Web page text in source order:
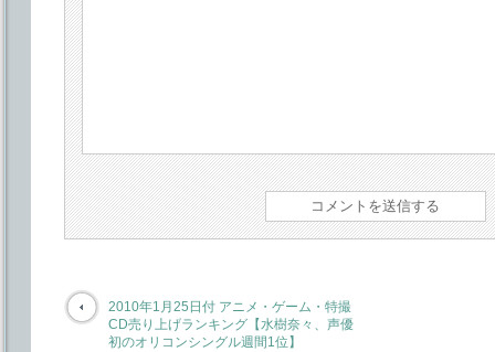
2010年1月25日付 アニメ・ゲーム・特撮
CD売り上げランキング【水樹奈々、声優
初のオリコンシングル週間1位】